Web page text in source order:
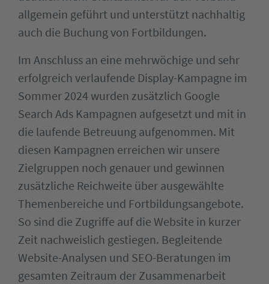
allgemein geführt und unterstützt nachhaltig
auch die Buchung von Fortbildungen.
Im Anschluss an eine mehrwöchige und sehr
erfolgreich verlaufende Display-Kampagne im
Sommer 2024 wurden zusätzlich Google
Search Ads Kampagnen aufgesetzt und mit in
die laufende Betreuung aufgenommen. Mit
diesen Kampagnen erreichen wir unsere
Zielgruppen noch genauer und gewinnen
zusätzliche Reichweite über ausgewählte
Themenbereiche und Fortbildungsangebote.
So sind die Zugriffe auf die Website in kurzer
Zeit nachweislich gestiegen. Begleitende
Website-Analysen und SEO-Beratungen im
gesamten Zeitraum der Zusammenarbeit